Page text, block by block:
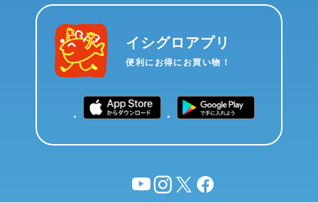
イシグロアプリ
便利にお得にお買い物！
YouTubeinstagram
X facebook